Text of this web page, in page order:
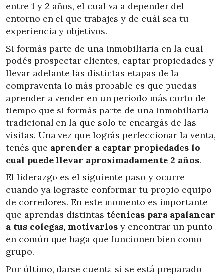
entre 1 y 2 años, el cual va a depender del
entorno en el que trabajes y de cuál sea tu
experiencia y objetivos.
Si formás parte de una inmobiliaria en la cual
podés prospectar clientes, captar propiedades y
llevar adelante las distintas etapas de la
compraventa lo más probable es que puedas
aprender a vender en un periodo más corto de
tiempo que si formás parte de una inmobiliaria
tradicional en la que solo te encargás de las
visitas. Una vez que lográs perfeccionar la venta,
tenés que aprender a captar propiedades lo
cual puede llevar aproximadamente 2 años.
El liderazgo es el siguiente paso y ocurre
cuando ya lograste conformar tu propio equipo
de corredores. En este momento es importante
que aprendas distintas técnicas para apalancar
a tus colegas, motivarlos y encontrar un punto
en común que haga que funcionen bien como
grupo.
Por último, darse cuenta si se está preparado